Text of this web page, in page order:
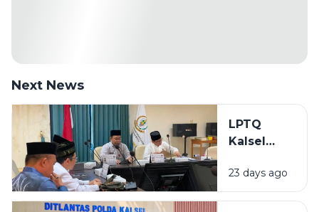
Next News
LPTQ
Kalsel
Gembleng
Kafilah
23 days ago